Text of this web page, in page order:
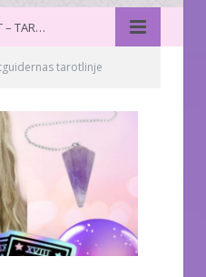
SPÅ I TAROT – TAROTGUIDERNAS TAROTLINJE
tarotlinje